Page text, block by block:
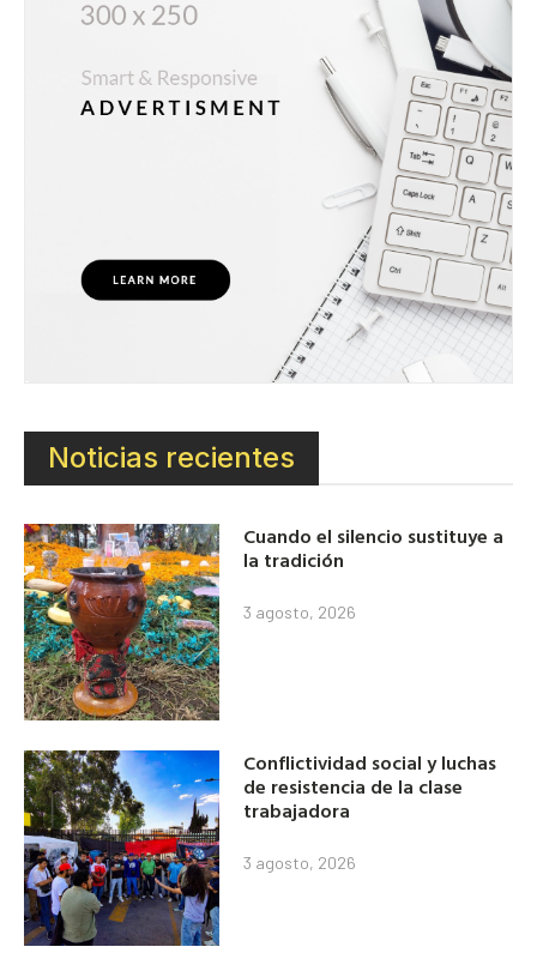
Noticias recientes
Cuando el silencio sustituye a
la tradición
3 agosto, 2026
Conflictividad social y luchas
de resistencia de la clase
trabajadora
3 agosto, 2026